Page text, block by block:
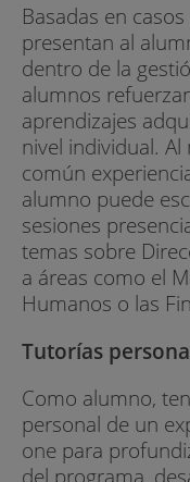
Basadas en
presentan al
dentro de la
alumnos
aprendizajes
nivel individual.
común
alumno puede
sesiones
temas sobre
a áreas como el
Humanos o las
Tutorías
Como alumno,
personal de un
one para
del programa,